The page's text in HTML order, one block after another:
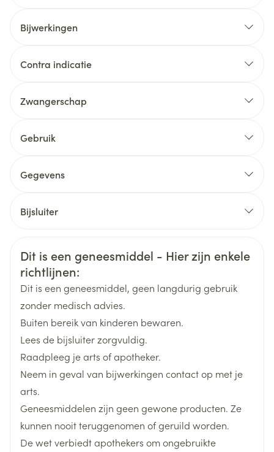
watervrij colloïdaal siliciumdioxide
wijnsteenzuur
natriumlaurylsulfaat
indigokarmijn (E132).
schellak
propyleenglycol
gezuiverd water
ammoniumhydroxide
kaliumhydroxide
zwart ijzeroxide (E172).
Bijwerkingen
Contra indicatie
Zwangerschap
Gebruik
Gegevens
Breedte
Lengte 45 mm
Diepte
Behoud Kamertemperatuur (15°C - 25°C)
Bijsluiter
Duits
Duits Frans Frans
Veiligheidsinformatie
Dit is een geneesmiddel - Hier zijn enkele
richtlijnen:
Dit is een geneesmiddel, geen langdurig gebruik
zonder medisch advies.
Buiten bereik van kinderen bewaren.
Lees de bijsluiter zorgvuldig.
Raadpleeg je arts of apotheker.
Neem in geval van bijwerkingen contact op met je
arts.
Geneesmiddelen zijn geen gewone producten. Ze
kunnen nooit teruggenomen of geruild worden.
De wet verbiedt apothekers om ongebruikte